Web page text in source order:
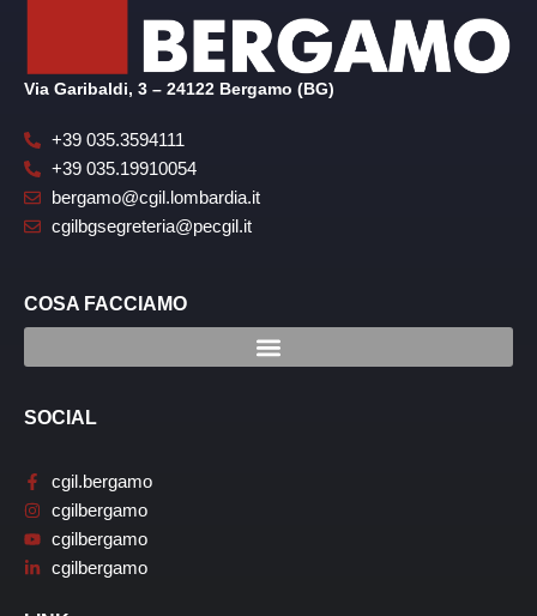
Via Garibaldi, 3 – 24122 Bergamo (BG)
+39 035.3594111
+39 035.19910054
bergamo@cgil.lombardia.it
cgilbgsegreteria@pecgil.it
COSA FACCIAMO
SOCIAL
cgil.bergamo
cgilbergamo
cgilbergamo
cgilbergamo